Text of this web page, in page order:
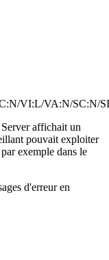
VI:L/VA:N/SC:N/
affichait un
pouvait exploiter
exemple dans le
d'erreur en